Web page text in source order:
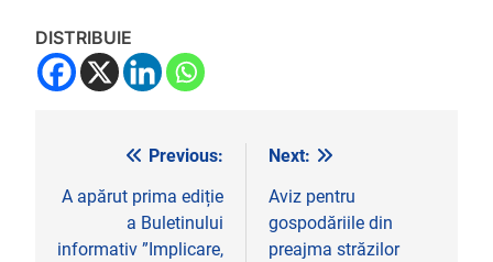
DISTRIBUIE
Navigare
în
articole
Previous:
A apărut prima ediție
a Buletinului
informativ ”Implicare,
Next:
Aviz pentru
gospodăriile din
preajma străzilor